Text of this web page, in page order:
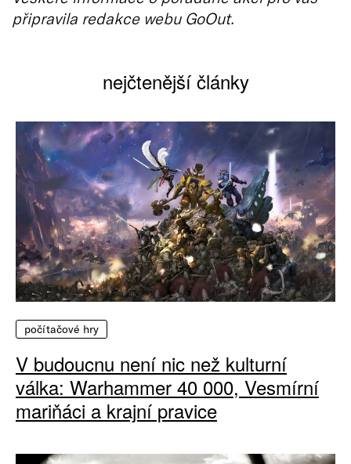
připravila redakce webu GoOut.
nejčtenější články
počítačové hry
V budoucnu není nic než kulturní
válka: Warhammer 40 000, Vesmírní
mariňáci a krajní pravice